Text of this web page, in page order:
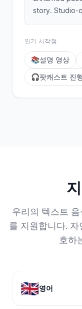
story. Studio-
인기 시작점
📚설명 영상
🎧팟캐스트 진
우리의 텍스트
를 지원합니다.
호하
🇬🇧영어